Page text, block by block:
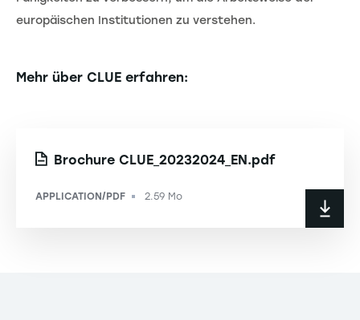
europäischen Institutionen zu verstehen.
Mehr über CLUE erfahren:
Brochure CLUE_20232024_EN.pdf
APPLICATION/PDF -2.59 Mo